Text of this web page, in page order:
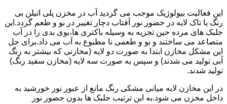
این فعالیت بیولوژیک موجب می گردید آب در مخزن پلی اتیلن بی
رنگ یا تاک لایه در حضور نور آفتاب دچار تغییر در بو و طعم گردد.این
جلبک های مرده حین تجزیه به وسیله باکتری ها،بوی بدی را در آب
متصاعد می ساختند و بو و طعمی نا مطبوع به آب می داد.برای حل
این مشکل مخازن ابتدا به صورت دو لایه (مخازنی که بیشتر به رنگ
آبی تولید می شدند) و سپس به صورت سه لایه (مخازن سفید رنگ)
تولید شدند.
در این مخازن لایه میانی مشکی رنگ مانع از عبور نور خورشید به
داخل مخزن می شود.به این ترتیب جلبک ها بدون حضور نور